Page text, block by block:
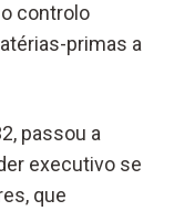
controlo
primas a
passou a
executivo se
que